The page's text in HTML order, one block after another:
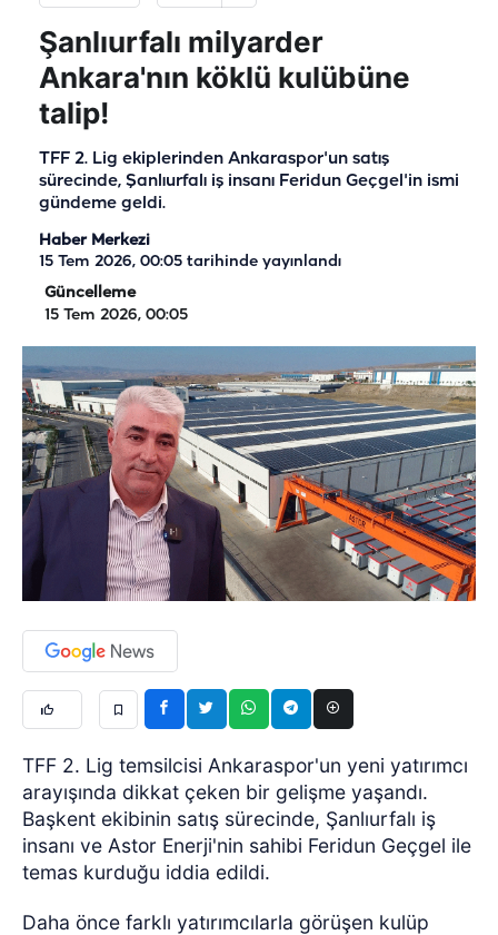
Şanlıurfalı milyarder
Ankara'nın köklü kulübüne
talip!
TFF 2. Lig ekiplerinden Ankaraspor'un satış
sürecinde, Şanlıurfalı iş insanı Feridun Geçgel'in ismi
gündeme geldi.
Haber Merkezi
15 Tem 2026, 00:05 tarihinde yayınlandı
Güncelleme
15 Tem 2026, 00:05
TFF 2. Lig temsilcisi Ankaraspor'un yeni yatırımcı
arayışında dikkat çeken bir gelişme yaşandı.
Başkent ekibinin satış sürecinde, Şanlıurfalı iş
insanı ve Astor Enerji'nin sahibi Feridun Geçgel ile
temas kurduğu iddia edildi.
Daha önce farklı yatırımcılarla görüşen kulüp